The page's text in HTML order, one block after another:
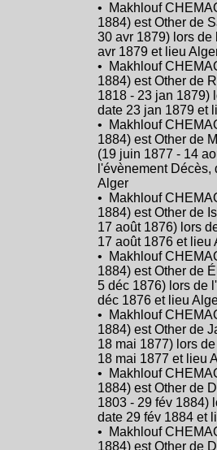
• Makhlouf
1884) est Other de
30 avr 1879) lors
avr 1879 et lieu
• Makhlouf
1884) est Other de
1818 - 23 jan 1879)
date 23 jan 1879 et
• Makhlouf
1884) est Other de
(19 juin 1877 - 14
l'évènement Décès,
Alger
• Makhlouf
1884) est Other de
17 août 1876) lors
17 août 1876 et lieu
• Makhlouf
1884) est Other de
5 déc 1876) lors de
déc 1876 et lieu
• Makhlouf
1884) est Other de
18 mai 1877) lors
18 mai 1877 et lieu
• Makhlouf
1884) est Other de
1803 - 29 fév 1884)
date 29 fév 1884 et
• Makhlouf
1884) est Other de